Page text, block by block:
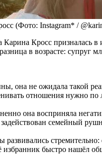
(Фото: Instagram* /
Карина Кросс призналась
в возрасте: супруг
она не ожидала такой
отношения нужно
она восприняла
семейный
развивались
избранник быстро нашёл